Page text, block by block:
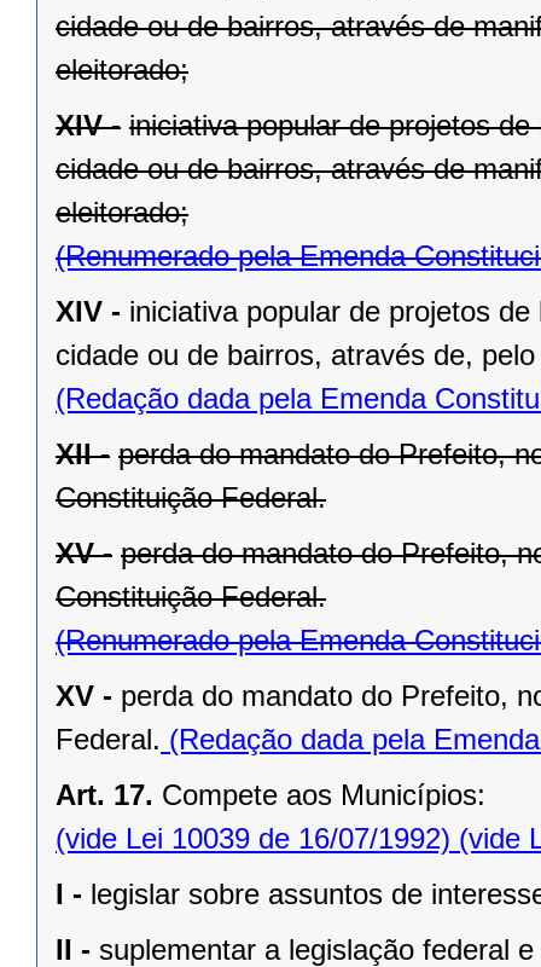
cidade ou de bairros, através de
eleitorado;
XIV - iniciativa popular de projetos
cidade ou de bairros, através de
eleitorado;
(Renumerado pela Emenda
XIV - iniciativa popular de projetos
cidade ou de bairros, através de,
(Redação dada pela Emenda
XII - perda do mandato do Prefeito,
Constituição Federal.
XV - perda do mandato do Prefeito,
Constituição Federal.
(Renumerado pela Emenda
XV - perda do mandato do Prefeito,
Federal. (Redação dada pela
Art. 17. Compete aos Municípios:
(vide Lei 10039 de 16/07/1992) (vide
I - legislar sobre assuntos de
II - suplementar a legislação federal